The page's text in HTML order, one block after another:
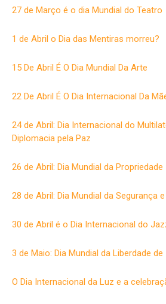
27 de Março é o dia Mundial do Teatro
1 de Abril o Dia das Mentiras morreu?
15 De Abril É O Dia Mundial Da Arte
22 De Abril É O Dia Internacional Da
24 de Abril: Dia Internacional do
Diplomacia pela Paz
26 de Abril: Dia Mundial da
28 de Abril: Dia Mundial da Segurança
30 de Abril é o Dia Internacional do
3 de Maio: Dia Mundial da Liberdade
O Dia Internacional da Luz e a